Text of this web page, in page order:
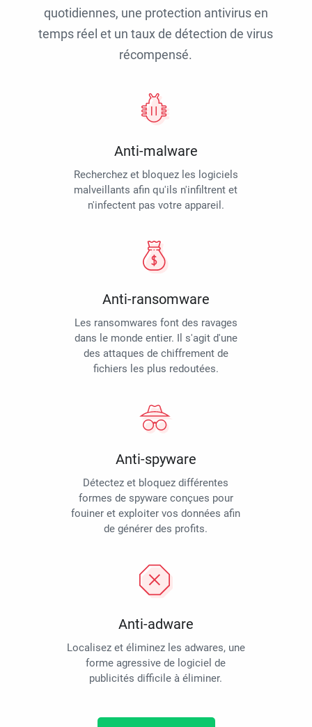
quotidiennes, une protection antivirus en
temps réel et un taux de détection de virus
récompensé.
Anti-malware
Recherchez et bloquez les logiciels
malveillants afin qu'ils n'infiltrent et
n'infectent pas votre appareil.
Anti-ransomware
Les ransomwares font des ravages
dans le monde entier. Il s'agit d'une
des attaques de chiffrement de
fichiers les plus redoutées.
Anti-spyware
Détectez et bloquez différentes
formes de spyware conçues pour
fouiner et exploiter vos données afin
de générer des profits.
Anti-adware
Localisez et éliminez les adwares, une
forme agressive de logiciel de
publicités difficile à éliminer.